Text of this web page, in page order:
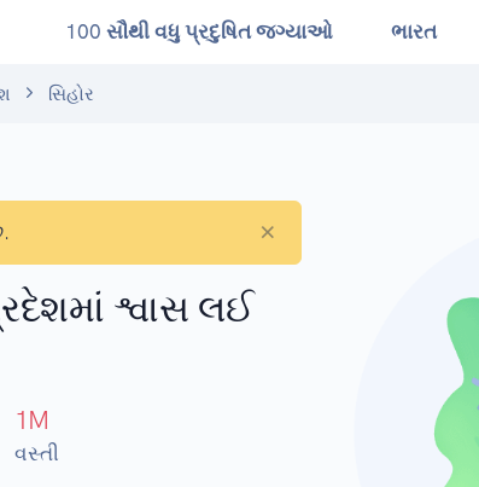
100 સૌથી વધુ પ્રદુષિત જગ્યાઓ ભારત
સિહોર
×
શ્વાસ લઈ
1 M
વસ્તી